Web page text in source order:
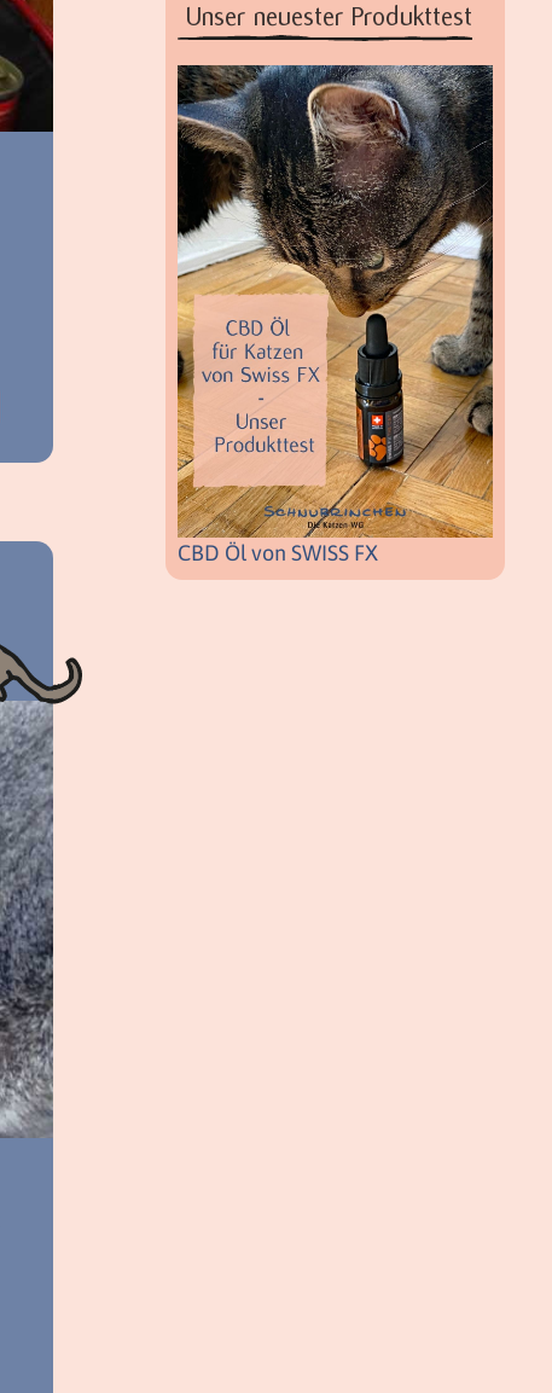
Unser neuester Produkttest
CBD Öl von SWISS FX